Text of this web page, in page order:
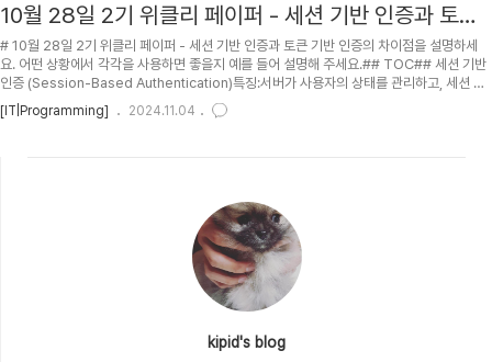
10월 28일 2기 위클리 페이퍼 - 세션 기반 인증과 토큰
기반 인증의 차이점을 설명하세요. 어떤 상황에서 각각
을 사용하면 좋을지 예를 들어 설명해 주세요.
# 10월 28일 2기 위클리 페이퍼 - 세션 기반 인증과 토큰 기반 인증의 차이점을 설명하세
요. 어떤 상황에서 각각을 사용하면 좋을지 예를 들어 설명해 주세요.## TOC## 세션 기반
인증 (Session-Based Authentication)특징:서버가 사용자의 상태를 관리하고, 세션 아
이디를 클라이언트에 전달합니다.세션 아이디는 쿠키에 저장되어, 클라이언트가 요청을 보낼
때마다 서버에 포함됩니다.서버는 세션 저장소를 사용하여 세션 아이디를 통해 사용자를 식
[IT|Programming] 2024.11.04
kipid's blog